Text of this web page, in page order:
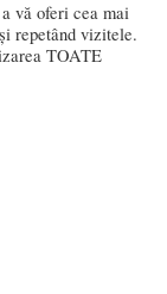
vă oferi cea mai
repetând vizitele.
TOATE